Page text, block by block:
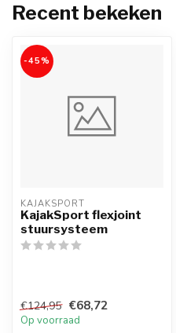
Recent bekeken
-45%
KAJAKSPORT
KajakSport flexjoint
stuursysteem
€124,95 €68,72
Op voorraad